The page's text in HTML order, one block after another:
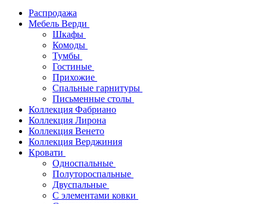
Распродажа
Мебель Верди
Шкафы
Комоды
Тумбы
Гостиные
Прихожие
Спальные гарнитуры
Письменные столы
Коллекция Фабриано
Коллекция Лирона
Коллекция Венето
Коллекция Верджиния
Кровати
Односпальные
Полутороспальные
Двуспальные
С элементами ковки